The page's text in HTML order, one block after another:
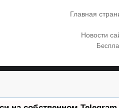
Главная
Новости